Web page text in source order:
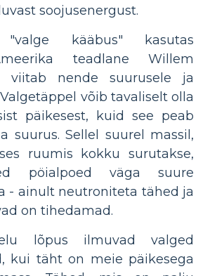
soojusenergust.
"valge kääbus" kasutas
teadlane Willem
viitab nende suurusele ja
võib tavaliselt olla
päikesest, kuid see peab
suurus. Sellel suurel massil,
ruumis kokku surutakse,
pöialpoed väga suure
- ainult neutroniteta tähed ja
on tihedamad.
lõpus ilmuvad valged
kui täht on meie päikesega